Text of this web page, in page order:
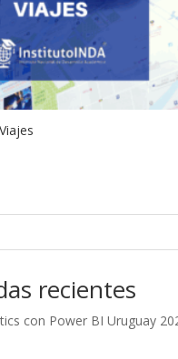
recientes
con Power BI Uruguay